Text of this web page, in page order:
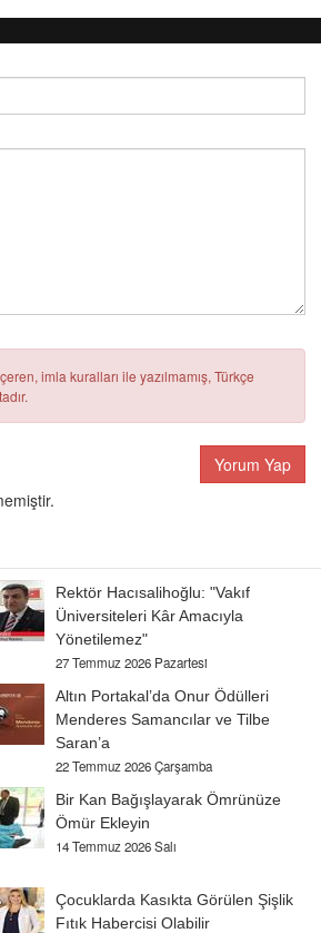
imla kuralları ile yazılmamış, Türkçe
Yorum Yap
Rektör Hacısalihoğlu: "Vakıf
Üniversiteleri Kâr Amacıyla
Yönetilemez"
27 Temmuz 2026 Pazartesi
Altın Portakal’da Onur Ödülleri
Menderes Samancılar ve Tilbe
Saran’a
22 Temmuz 2026 Çarşamba
Bir Kan Bağışlayarak Ömrünüze
Ömür Ekleyin
14 Temmuz 2026 Salı
Çocuklarda Kasıkta Görülen Şişlik
Fıtık Habercisi Olabilir